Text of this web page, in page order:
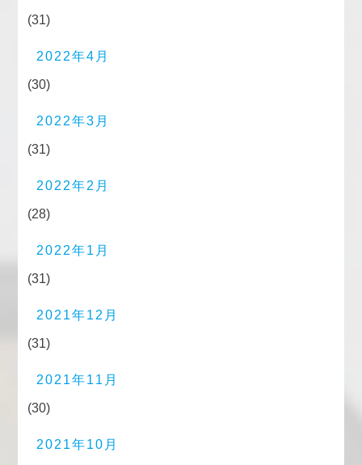
(31)
2022年4月
(30)
2022年3月
(31)
2022年2月
(28)
2022年1月
(31)
2021年12月
(31)
2021年11月
(30)
2021年10月